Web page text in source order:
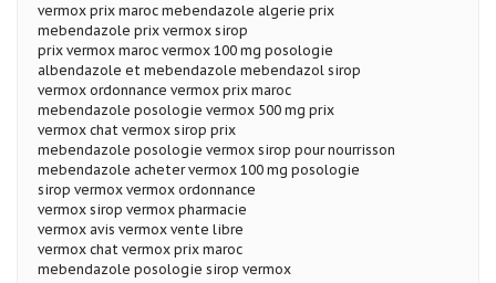
vermox prix maroc mebendazole algerie prix
mebendazole prix vermox sirop
prix vermox maroc vermox 100 mg posologie
albendazole et mebendazole mebendazol sirop
vermox ordonnance vermox prix maroc
mebendazole posologie vermox 500 mg prix
vermox chat vermox sirop prix
mebendazole posologie vermox sirop pour nourrisson
mebendazole acheter vermox 100 mg posologie
sirop vermox vermox ordonnance
vermox sirop vermox pharmacie
vermox avis vermox vente libre
vermox chat vermox prix maroc
mebendazole posologie sirop vermox